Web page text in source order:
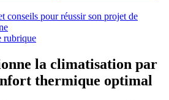
conseils pour réussir son projet de
rubrique
la climatisation par
thermique optimal